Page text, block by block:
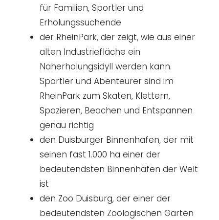
für Familien, Sportler und
Erholungssuchende
der RheinPark, der zeigt, wie aus einer
alten Industriefläche ein
Naherholungsidyll werden kann.
Sportler und Abenteurer sind im
RheinPark zum Skaten, Klettern,
Spazieren, Beachen und Entspannen
genau richtig
den Duisburger Binnenhafen, der mit
seinen fast 1.000 ha einer der
bedeutendsten Binnenhäfen der Welt
ist
den Zoo Duisburg, der einer der
bedeutendsten Zoologischen Gärten